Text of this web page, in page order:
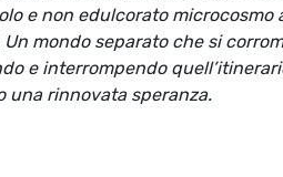
e non edulcorato
mondo separato che si
e interrompendo
una rinnovata speranza.